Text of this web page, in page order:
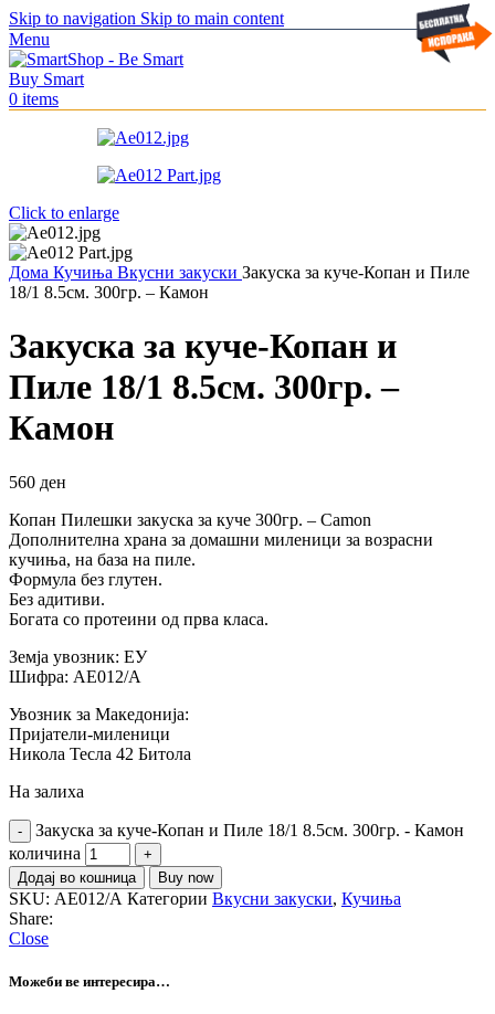
Skip to navigation Skip to main content
Menu
0 items
Click to enlarge
Дома Кучиња Вкусни закуски Закуска за куче-Копан и Пиле
18/1 8.5см. 300гр. – Камон
Закуска за куче-Копан и
Пиле 18/1 8.5см. 300гр. –
Камон
560 ден
Копан Пилешки закуска за куче 300гр. – Camon
Дополнителна храна за домашни миленици за возрасни
кучиња, на база на пиле.
Формула без глутен.
Без адитиви.
Богата со протеини од прва класа.
Земја увозник: ЕУ
Шифра: АЕ012/А
Увозник за Македонија:
Пријатели-миленици
Никола Тесла 42 Битола
На залиха
Закуска за куче-Копан и Пиле 18/1 8.5см. 300гр. - Камон
количина
Додај во кошница Buy now
SKU: АЕ012/А Категории Вкусни закуски, Кучиња
Share:
Close
Можеби ве интересира…